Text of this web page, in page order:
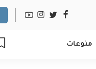
منوعات